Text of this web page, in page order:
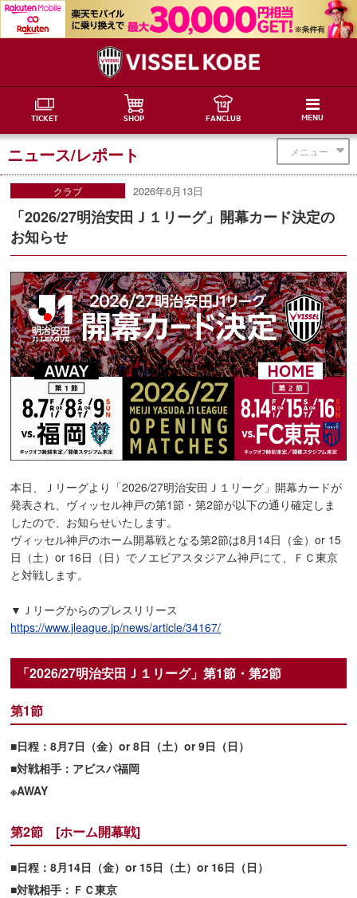
TICKET SHOP FANCLUB MENU
メニュー
ニュース/レポート
クラブ 2026年6月13日
「2026/27明治安田Ｊ１リーグ」開幕カード決定の
お知らせ
本日、Ｊリーグより「2026/27明治安田Ｊ１リーグ」開幕カードが
発表され、ヴィッセル神戸の第1節・第2節が以下の通り確定しま
したので、お知らせいたします。
ヴィッセル神戸のホーム開幕戦となる第2節は8月14日（金）or 15
日（土）or 16日（日）でノエビアスタジアム神戸にて、ＦＣ東京
と対戦します。
▼Ｊリーグからのプレスリリース
https://www.jleague.jp/news/article/34167/
「2026/27明治安田Ｊ１リーグ」第1節・第2節
第1節
■日程：8月7日（金）or 8日（土）or 9日（日）
■対戦相手：アビスパ福岡
※AWAY
第2節 [ホーム開幕戦]
■日程：8月14日（金）or 15日（土）or 16日（日）
■対戦相手：ＦＣ東京